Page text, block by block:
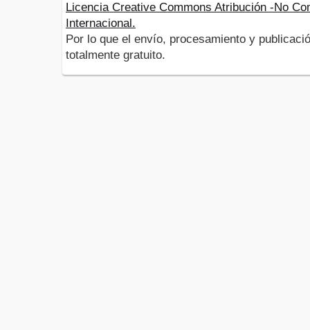
Licencia Creative Commons Atribución -No
Internacional.
Por lo que el envío, procesamiento y
totalmente gratuito.